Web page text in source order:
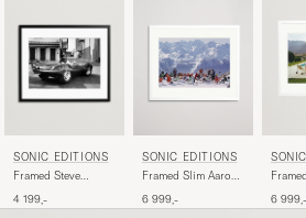
SONIC EDITIONS
Framed Steve
4 199,-
SONIC EDITIONS
Framed Slim Aarons
6 999,- 6 999,-